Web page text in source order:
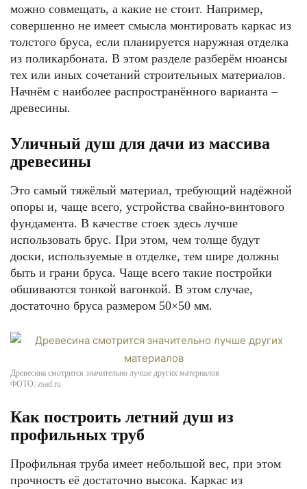
можно совмещать, а какие не стоит. Например,
совершенно не имеет смысла монтировать каркас из
толстого бруса, если планируется наружная отделка
из поликарбоната. В этом разделе разберём нюансы
тех или иных сочетаний строительных материалов.
Начнём с наиболее распространённого варианта –
древесины.
Уличный душ для дачи из массива
древесины
Это самый тяжёлый материал, требующий надёжной
опоры и, чаще всего, устройства свайно-винтового
фундамента. В качестве стоек здесь лучше
использовать брус. При этом, чем толще будут
доски, используемые в отделке, тем шире должны
быть и грани бруса. Чаще всего такие постройки
обшиваются тонкой вагонкой. В этом случае,
достаточно бруса размером 50×50 мм.
Древесина смотрится значительно лучше других материалов
ФОТО: zsad.ru
Как построить летний душ из
профильных труб
Профильная труба имеет небольшой вес, при этом
прочность её достаточно высока. Каркас из